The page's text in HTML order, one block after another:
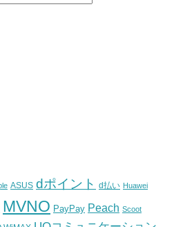
ASUS dポイント d払い Huawei
MVNO PayPay Peach Scoot